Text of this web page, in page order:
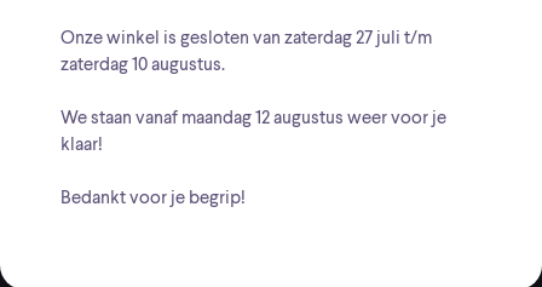
Onze winkel is gesloten van zaterdag27 juli t/m
zaterdag 10 augustus.
We staan vanaf maandag 12 augustus weer voor je
klaar!
Bedankt voor je begrip!